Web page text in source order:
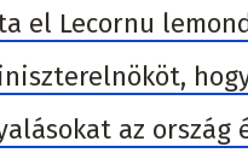
el Lecornu
az ország